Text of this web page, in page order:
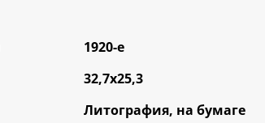
1920-е
32,7х25,3
Литография, на бумаге